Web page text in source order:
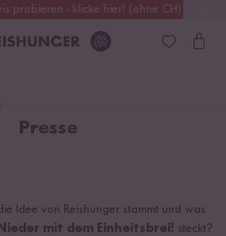
probieren - klicke hier! (ohne CH)
Alle Zölle & Steuern inklusive
Presse
Idee von Reishunger stammt und was
Nieder mit dem Einheitsbrei! steckt?